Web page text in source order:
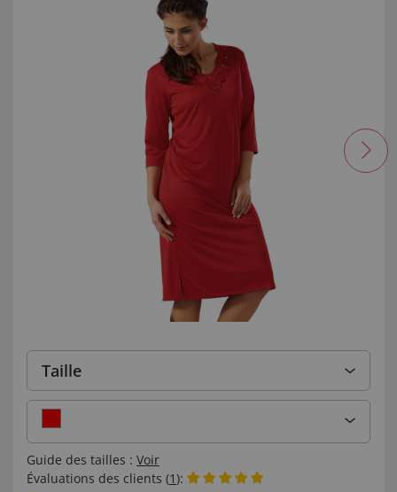
Taille
Guide des tailles : Voir
Évaluations des clients (1):